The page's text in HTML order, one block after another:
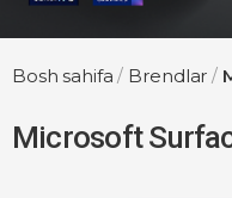
Bosh sahifa / Brendlar /
Microsoft